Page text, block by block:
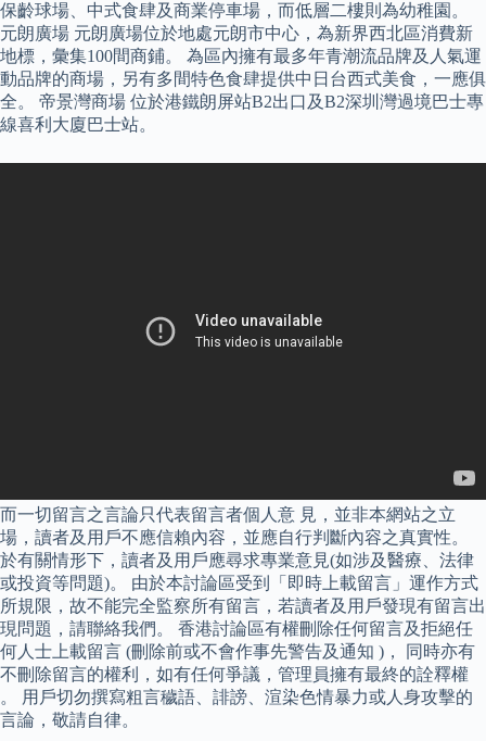
保齡球場、中式食肆及商業停車場，而低層二樓則為幼稚園。
元朗廣場 元朗廣場位於地處元朗市中心，為新界西北區消費新
地標，彙集100間商鋪。 為區內擁有最多年青潮流品牌及人氣運
動品牌的商場，另有多間特色食肆提供中日台西式美食，一應俱
全。 帝景灣商場 位於港鐵朗屏站B2出口及B2深圳灣過境巴士專
線喜利大廈巴士站。
而一切留言之言論只代表留言者個人意 見，並非本網站之立
場，讀者及用戶不應信賴內容，並應自行判斷內容之真實性。
於有關情形下，讀者及用戶應尋求專業意見(如涉及醫療、法律
或投資等問題)。 由於本討論區受到「即時上載留言」運作方式
所規限，故不能完全監察所有留言，若讀者及用戶發現有留言出
現問題，請聯絡我們。 香港討論區有權刪除任何留言及拒絕任
何人士上載留言 (刪除前或不會作事先警告及通知 )， 同時亦有
不刪除留言的權利，如有任何爭議，管理員擁有最終的詮釋權
。 用戶切勿撰寫粗言穢語、誹謗、渲染色情暴力或人身攻擊的
言論，敬請自律。